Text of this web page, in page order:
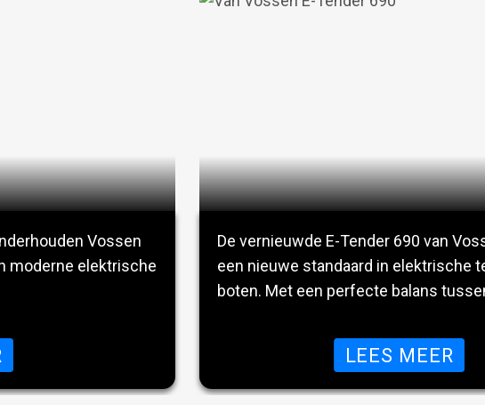
Vossen
moderne elektrische
OVER OCCASION VAN VOSSEN E-SLOEP 550
De vernieuwde E-Tender 690 van
een nieuwe standaard in elektrische
boten. Met een perfecte balans
ontworpen voor
concessies willen doen — of je nu
ontspannen zon- en familieboot of
LEES MEER